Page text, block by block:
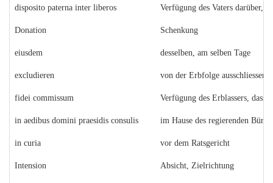
disposito paterna inter liberos Verfügung des Vaters darüber,
Donation Schenkung
eiusdem desselben, am selben Tage
excludieren von der Erbfolge ausschliessen
fidei commissum Verfügung des Erblassers, dass
in aedibus domini praesidis consulis im Hause des regierenden
in curia vor dem Ratsgericht
Intension Absicht, Zielrichtung